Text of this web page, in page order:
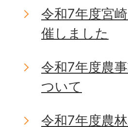
令和7年度宮
催しました
令和7年度農
ついて
令和7年度農